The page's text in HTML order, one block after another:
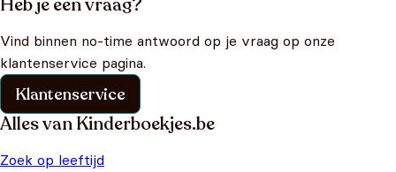
Heb je een vraag?
Vind binnen no-time antwoord op je vraag op onze
klantenservice pagina.
Klantenservice
Alles van Kinderboekjes.be
Zoek op leeftijd